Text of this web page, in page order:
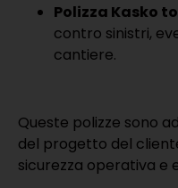
Polizza Kasko
contro sinistri,
cantiere.
Queste polizze sono
del progetto del
sicurezza operativa e